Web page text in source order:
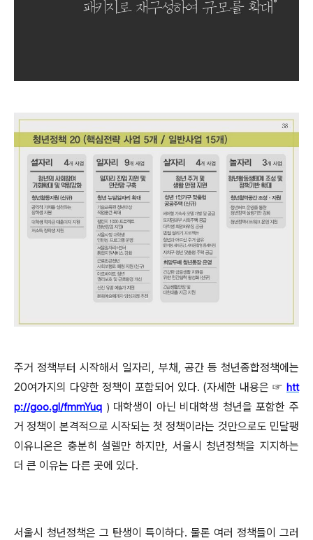
주거 정책부터 시작해서 일자리, 부채, 공간 등 청년종합정책에는
20여가지의 다양한 정책이 포함되어 있다. (자세한 내용은 ☞ htt
p://goo.gl/fmmYuq ) 대학생이 아닌 비대학생 청년을 포함한 주
거 정책이 본격적으로 시작되는 첫 정책이라는 것만으로도 민달팽
이유니온은 충분히 설렐만 하지만, 서울시 청년정책을 지지하는
더 큰 이유는 다른 곳에 있다.
서울시 청년정책은 그 탄생이 특이하다. 물론 여러 정책들이 그러